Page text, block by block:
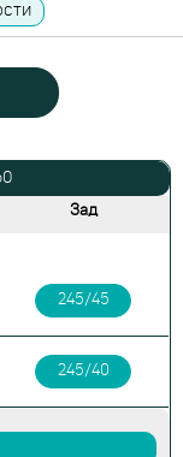
Зад
245/45
245/40